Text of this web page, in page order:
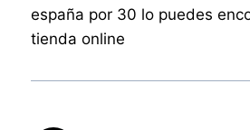
españa por 30 lo puedes
tienda online